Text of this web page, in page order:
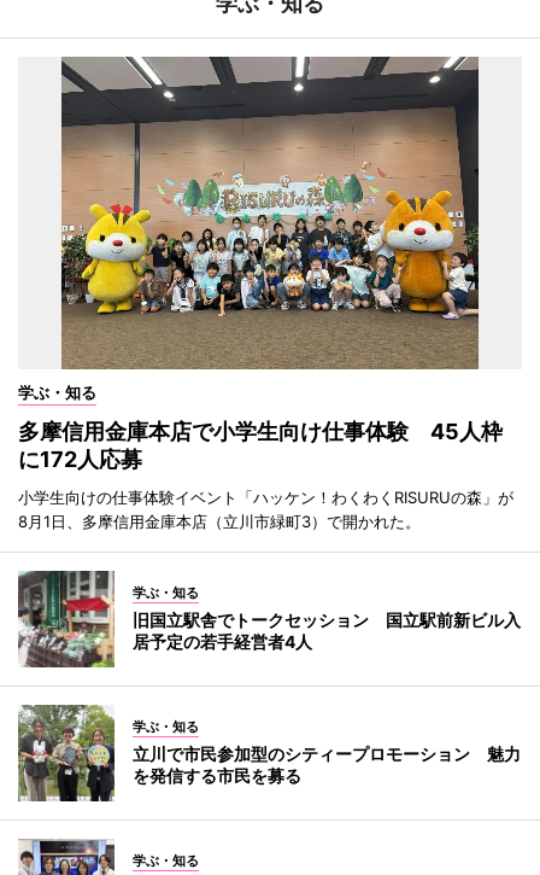
学ぶ・知る
多摩信用金庫本店で小学生向け仕事体験 45人枠
に172人応募
小学生向けの仕事体験イベント「ハッケン！わくわくRISURUの森」が
8月1日、多摩信用金庫本店（立川市緑町3）で開かれた。
学ぶ・知る
旧国立駅舎でトークセッション 国立駅前新ビル入
居予定の若手経営者4人
学ぶ・知る
立川で市民参加型のシティープロモーション 魅力
を発信する市民を募る
学ぶ・知る